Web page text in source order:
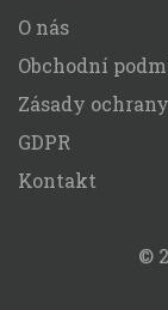
O nás
Obchodní
Zásady
GDPR
Kontakt
©